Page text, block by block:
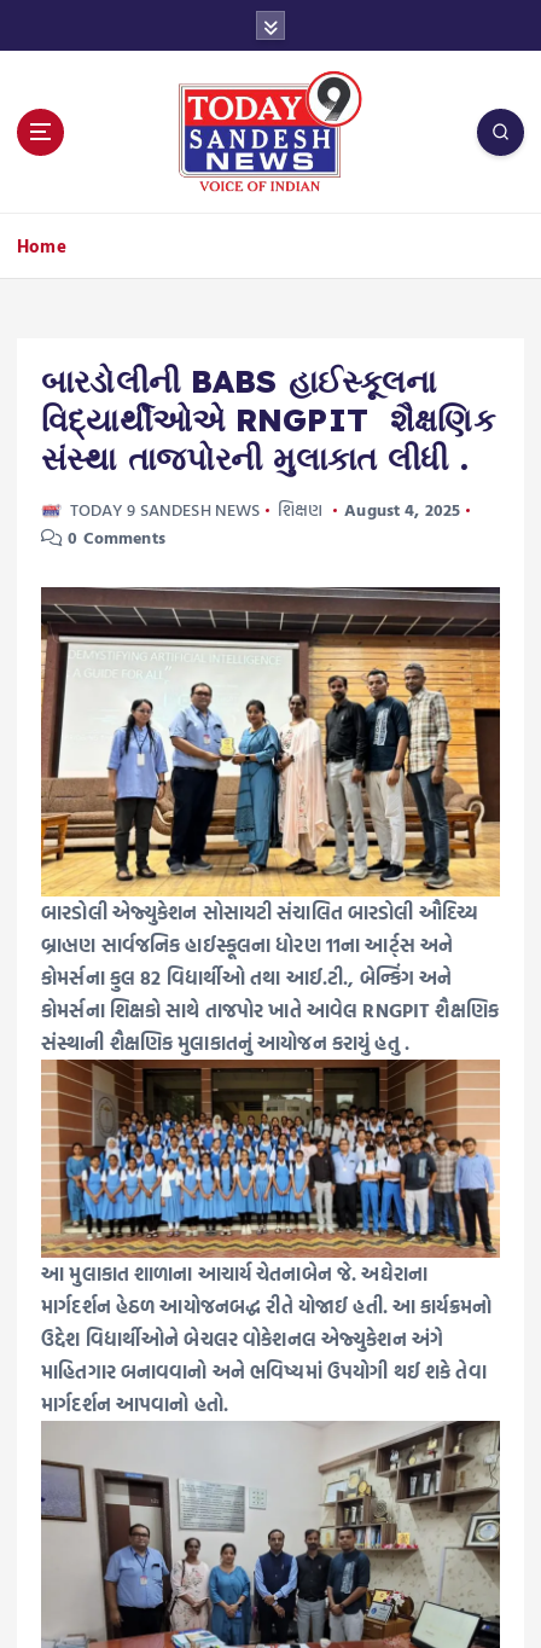
Home
બારડોલીની BABS હાઈસ્કૂલના
વિદ્યાર્થીઓએ RNGPIT શૈક્ષણિક
સંસ્થા તાજપોરની મુલાકાત લીધી .
TODAY 9 SANDESH NEWS શિક્ષણ
August 4, 2025
0 Comments
બારડોલી એજ્યુકેશન સોસાયટી સંચાલિત બારડોલી ઔદિચ્ય
બ્રાહ્મણ સાર્વજનિક હાઈસ્કૂલના ધોરણ 11ના આર્ટ્સ અને
કોમર્સના કુલ 82 વિદ્યાર્થીઓ તથા આઈ.ટી., બેન્કિંગ અને
કોમર્સના શિક્ષકો સાથે તાજપોર ખાતે આવેલ RNGPIT શૈક્ષણિક
સંસ્થાની શૈક્ષણિક મુલાકાતનું આયોજન કરાયું હતુ .
આ મુલાકાત શાળાના આચાર્ય ચેતનાબેન જે. અઘેરાના
માર્ગદર્શન હેઠળ આયોજનબદ્ધ રીતે યોજાઈ હતી. આ કાર્યક્રમનો
ઉદ્દેશ વિદ્યાર્થીઓને બેચલર વોકેશનલ એજ્યુકેશન અંગે
માહિતગાર બનાવવાનો અને ભવિષ્યમાં ઉપયોગી થઈ શકે તેવા
માર્ગદર્શન આપવાનો હતો.